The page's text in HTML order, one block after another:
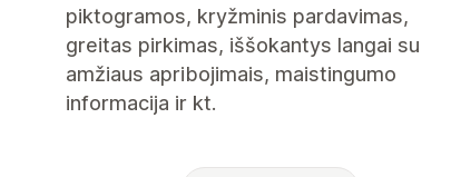
piktogramos, kryžminis pardavimas,
greitas pirkimas, iššokantys langai su
amžiaus apribojimais, maistingumo
informacija ir kt.